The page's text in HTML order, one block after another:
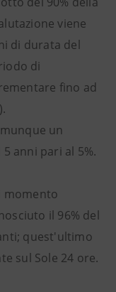
viene
di durata del
di
fino ad
un
anni pari al 5%.
momento
il 96% del
quest'ultimo
sul Sole 24 ore.